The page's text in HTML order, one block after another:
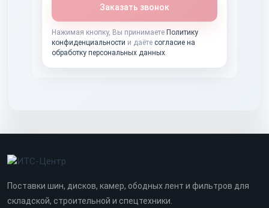
Заказать звонок
Нажимая кнопку, Вы принимаете Политику
конфиденциальности и даёте согласие на
обработку персональных данных.
Поставки шин, дисков, камер, ободных лент и фильтров для
складской, строительной и спецтехники.